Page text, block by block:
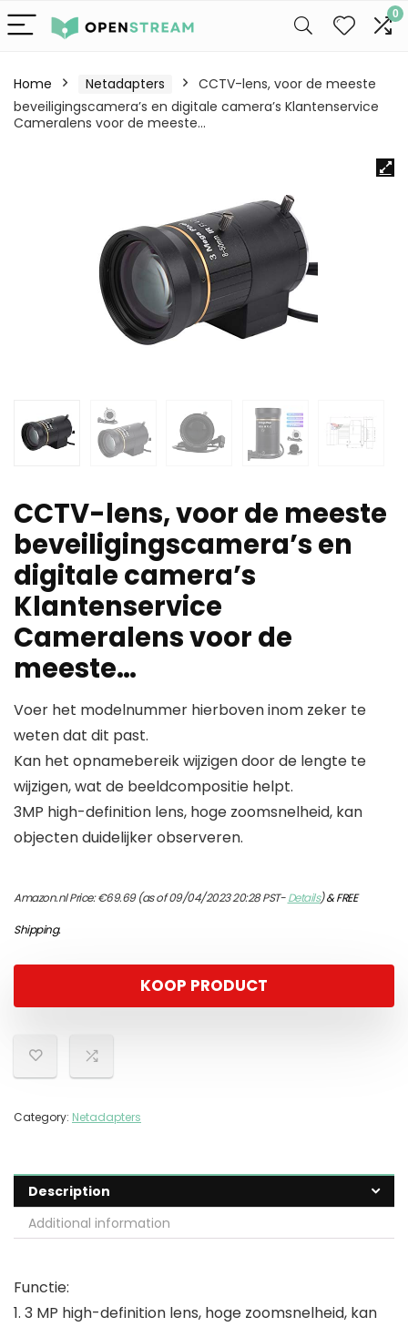
0
Home Netadapters
CCTV-lens, voor de meeste
beveiligingscamera’s en digitale camera’s Klantenservice
Cameralens voor de meeste…
CCTV-lens, voor de meeste
beveiligingscamera’s en
digitale camera’s
Klantenservice
Cameralens voor de
meeste…
Voer het modelnummer hierboven inom zeker te
weten dat dit past.
Kan het opnamebereik wijzigen door de lengte te
wijzigen, wat de beeldcompositie helpt.
3MP high-definition lens, hoge zoomsnelheid, kan
objecten duidelijker observeren.
Amazon.nl Price:€69.69(as of 09/04/2023 20:28 PST-Details)&FREE
Shipping.
KOOP PRODUCT
Category: Netadapters
Description
Additional information
Functie:
1. 3 MP high-definition lens, hoge zoomsnelheid, kan